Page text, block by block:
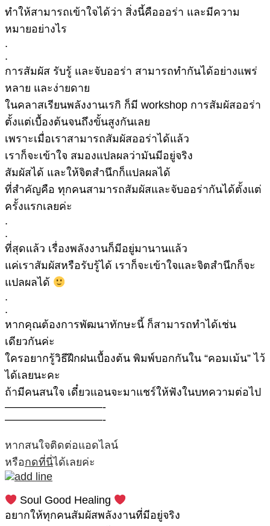
ทำให้สามารถเข้าใจได้ว่า สิ่งนี้คือออร่า และมีความ
หมายอย่างไร
.
.
การสัมผัส รับรู้ และจับออร่า สามารถทำกันได้อย่างแพร่
หลาย และง่ายดาย
ในคลาสเรียนพลังงานเรกิ ก็มี workshop การสัมผัสออร่า
ตั้งแต่เบื้องต้นจนถึงขั้นสูงกันเลย
เพราะเมื่อเราสามารถสัมผัสออร่าได้แล้ว
เราก็จะเข้าใจ สมองแปลผลว่ามันมีอยู่จริง
สัมผัสได้ และให้จิตสำนึกก็แปลผลได้
ที่สำคัญคือ ทุกคนสามารถสัมผัสและจับออร่ากันได้ตั้งแต่
ครั้งแรกเลยค่ะ
.
.
ที่สุดแล้ว เรื่องพลังงานก็มีอยู่มานานแล้ว
แค่เราสัมผัสหรือรับรู้ได้ เราก็จะเข้าใจและจิตสำนึกก็จะ
แปลผลได้
.
.
หากคุณต้องการพัฒนาทักษะนี้ ก็สามารถทำได้เช่น
เดียวกันค่ะ
ใครอยากรู้วิธีฝึกฝนเบื้องต้น พิมพ์บอกกันใน “คอมเม้น” ไว้
ได้เลยนะคะ
ถ้ามีคนสนใจ เดี๋ยวแอนจะมาแชร์ให้ฟังในบทความต่อไป
—————————-
—————————-
หากสนใจติดต่อแอดไลน์
หรือกดที่นี่ได้เลยค่ะ
Soul Good Healing
อยากให้ทุกคนสัมผัสพลังงานที่มีอยู่จริง